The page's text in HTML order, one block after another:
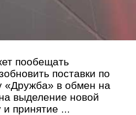
пообещать
поставки по
«Дружба» в обмен на
выделение новой
принятие ...